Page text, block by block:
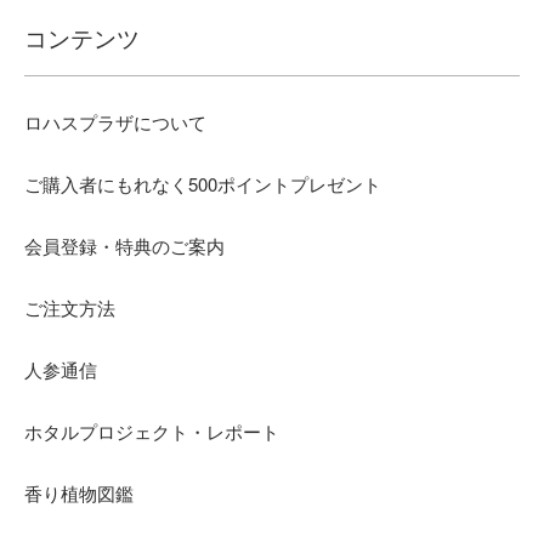
コンテンツ
ロハスプラザについて
ご購入者にもれなく500ポイントプレゼント
会員登録・特典のご案内
ご注文方法
人参通信
ホタルプロジェクト・レポート
香り植物図鑑